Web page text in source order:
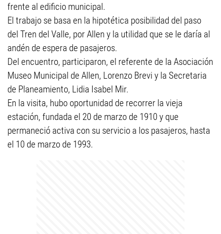
frente al edificio municipal.
El trabajo se basa en la hipotética posibilidad del paso
del Tren del Valle, por Allen y la utilidad que se le daría al
andén de espera de pasajeros.
Del encuentro, participaron, el referente de la Asociación
Museo Municipal de Allen, Lorenzo Brevi y la Secretaria
de Planeamiento, Lidia Isabel Mir.
En la visita, hubo oportunidad de recorrer la vieja
estación, fundada el 20 de marzo de 1910 y que
permaneció activa con su servicio a los pasajeros, hasta
el 10 de marzo de 1993.